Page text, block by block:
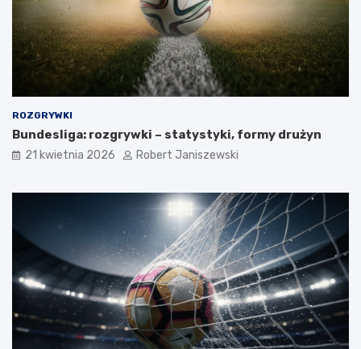
ROZGRYWKI
Bundesliga: rozgrywki – statystyki, formy drużyn
21 kwietnia 2026 Robert Janiszewski